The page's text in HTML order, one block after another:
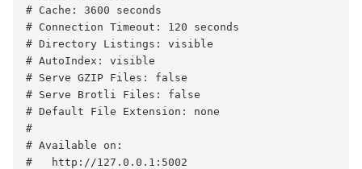
# Cache: 3600 seconds
# Connection Timeout: 120 seconds
# Directory Listings: visible
# AutoIndex: visible
# Serve GZIP Files: false
# Serve Brotli Files: false
# Default File Extension: none
#
# Available on:
#   http://127.0.0.1:5002